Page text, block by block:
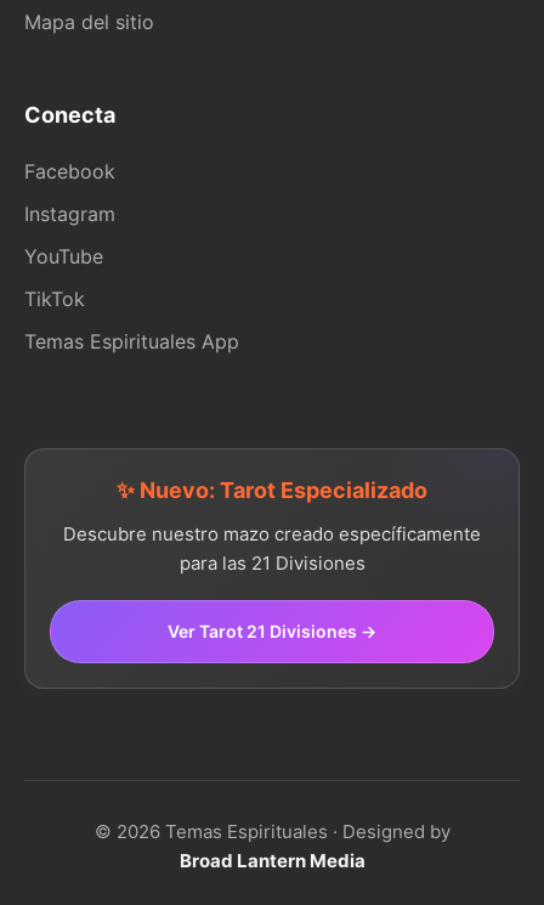
Mapa del sitio
Conecta
Facebook
Instagram
YouTube
TikTok
Temas Espirituales App
✨ Nuevo: Tarot Especializado
Descubre nuestro mazo creado específicamente
para las 21 Divisiones
Ver Tarot 21 Divisiones →
© 2026 Temas Espirituales · Designed by
Broad Lantern Media